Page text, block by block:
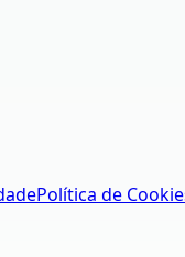
Política de